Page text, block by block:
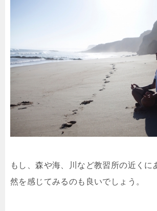
もし、森や海、川など教習所の近くに
然を感じてみるのも良いでしょう。